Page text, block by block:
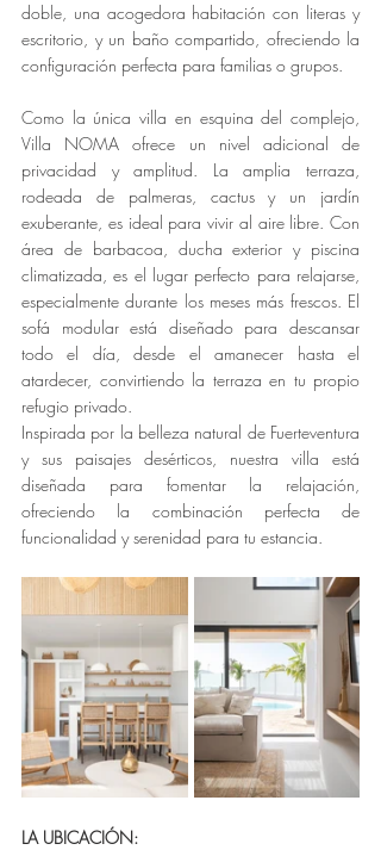
doble, una acogedora habitación con literas y
escritorio, y un baño compartido, ofreciendo la
configuración perfecta para familias o grupos.
Como la única villa en esquina del complejo,
Villa NOMA ofrece un nivel adicional de
privacidad y amplitud. La amplia terraza,
rodeada de palmeras, cactus y un jardín
exuberante, es ideal para vivir al aire libre. Con
área de barbacoa, ducha exterior y piscina
climatizada, es el lugar perfecto para relajarse,
especialmente durante los meses más frescos. El
sofá modular está diseñado para descansar
todo el día, desde el amanecer hasta el
atardecer, convirtiendo la terraza en tu propio
refugio privado.
Inspirada por la belleza natural de Fuerteventura
y sus paisajes desérticos, nuestra villa está
diseñada para fomentar la relajación,
ofreciendo la combinación perfecta de
funcionalidad y serenidad para tu estancia.
LA UBICACIÓN: